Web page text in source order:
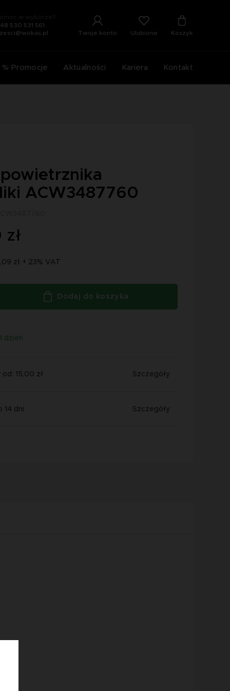
w wyborze?
530 531 561
Twoje konto Ulubione Koszyk
% Promocje Aktualności Kariera Kontakt
ACW3487760
zł + 23% VAT
Dodaj do koszyka
1 dzień
15,00 zł Szczegóły
14 dni Szczegóły